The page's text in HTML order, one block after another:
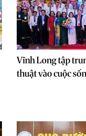
Vĩnh Long tập
thuật vào cuộc